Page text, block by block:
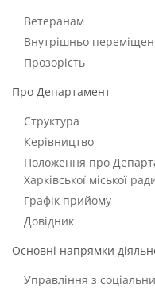
Ветеранам
Внутрішньо
Прозорість
Про Департамент
Структура
Керівництво
Положення про
Харківської міської
Графік прийому
Довідник
Основні напрямки
Управління з